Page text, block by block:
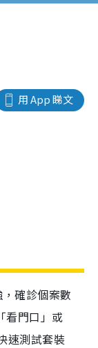
用 App 睇文
確診個案數
看門口」或
速測試套裝